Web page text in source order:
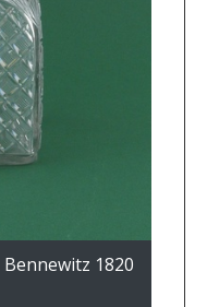
1820